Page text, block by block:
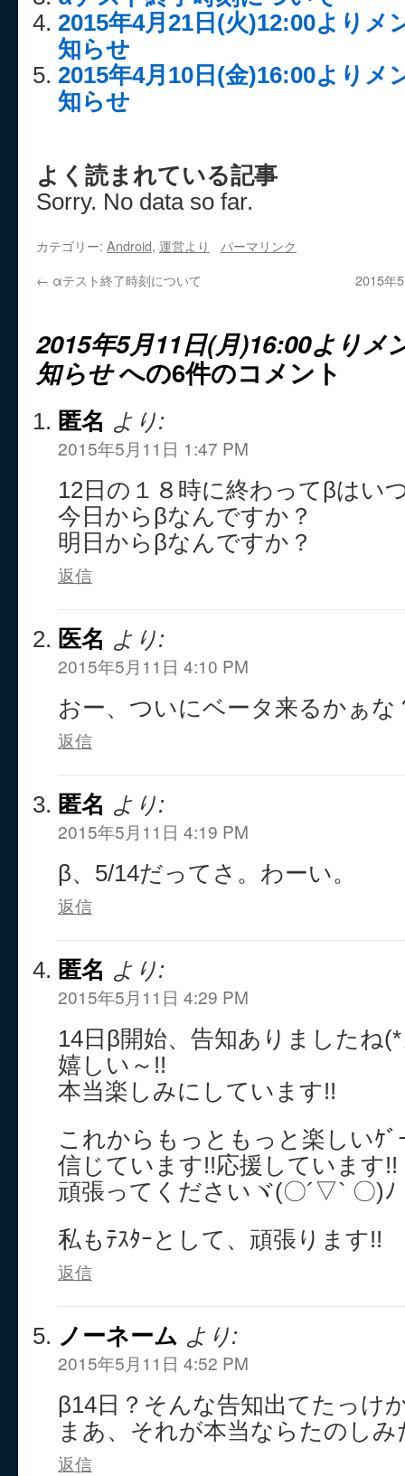
2015年4月21日(火)12:00よりメ
知らせ
2015年4月10日(金)16:00よりメ
知らせ
よく読まれている記事
Sorry. No data so far.
カテゴリー: Android, 運営より
パーマリンク
← αテスト終了時刻について 2015年
2015年5月11日(月)16:00よりメ
知らせへの6件のコメント
匿名 より:
2015年5月11日 1:47 PM
12日の１８時に終わってβはい
今日からβなんですか？
明日からβなんですか？
返信
医名 より:
2015年5月11日 4:10 PM
おー、ついにベータ来るかぁ
返信
匿名 より:
2015年5月11日 4:19 PM
β、5/14だってさ。わーい。
返信
匿名 より:
2015年5月11日 4:29 PM
14日β開始、告知ありましたね
嬉しい～!!
本当楽しみにしています!!
これからもっともっと楽しいｹ
信じています!!応援しています!!
頑張ってくださいヾ(〇´▽` 〇)ﾉ
私もﾃｽﾀｰとして、頑張ります!!
返信
ノーネーム より:
2015年5月11日 4:52 PM
β14日？そんな告知出てたっけ
まあ、それが本当ならたのしみ
返信